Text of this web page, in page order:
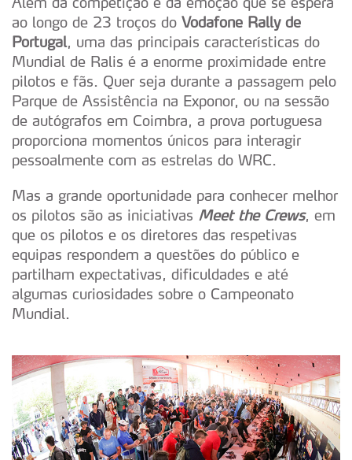
ao longo de 23 troços do Vodafone Rally de
Portugal, uma das principais características do
Mundial de Ralis é a enorme proximidade entre
pilotos e fãs. Quer seja durante a passagem pelo
Parque de Assistência na Exponor, ou na sessão
de autógrafos em Coimbra, a prova portuguesa
proporciona momentos únicos para interagir
pessoalmente com as estrelas do WRC.
Mas a grande oportunidade para conhecer melhor
os pilotos são as iniciativas Meet the Crews, em
que os pilotos e os diretores das respetivas
equipas respondem a questões do público e
partilham expectativas, dificuldades e até
algumas curiosidades sobre o Campeonato
Mundial.